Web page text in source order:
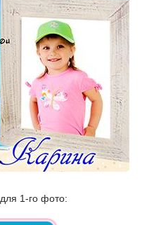
1-го фото: